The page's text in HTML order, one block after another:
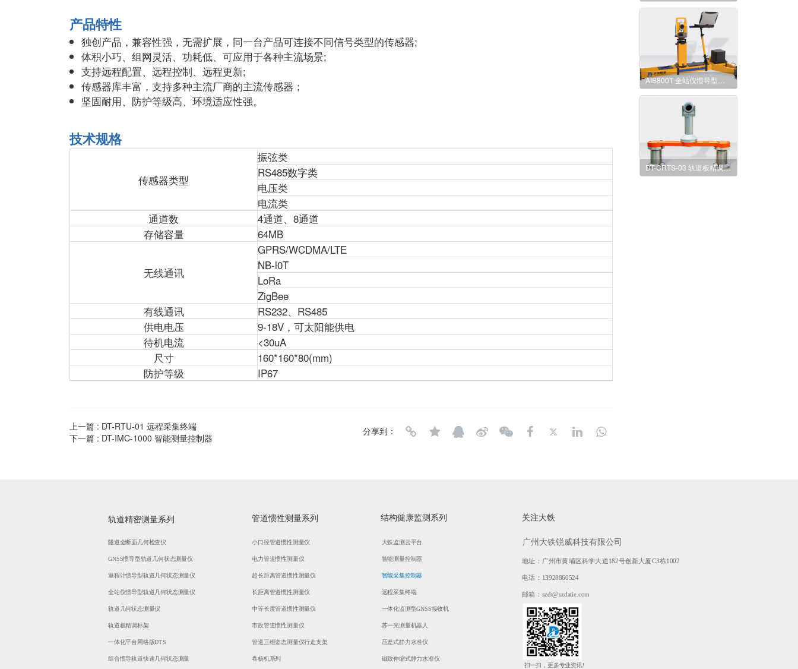
产品特性
独创产品，兼容性强，无需扩展，同一台产品可连接不同信号类型的传感器;
体积小巧、组网灵活、功耗低、可应用于各种主流场景;
支持远程配置、远程控制、远程更新;
传感器库丰富，支持多种主流厂商的主流传感器；
坚固耐用、防护等级高、环境适应性强。
技术规格
传感器类型
振弦类
RS485数字类
电压类
电流类
通道数
4通道、8通道
存储容量
64MB
无线通讯
GPRS/WCDMA/LTE
NB-l0T
LoRa
ZigBee
有线通讯
RS232、RS485
供电电压
9-18V，可太阳能供电
待机电流
<30uA
尺寸
160*160*80(mm)
防护等级
IP67
上一篇 : DT-RTU-01 远程采集终端
下一篇 : DT-IMC-1000 智能测量控制器
分享到：
DT-CRTS-03 轨道板精调标架
轨道精密测量系列 管道惯性测量系列 结构健康监测系列 关注大铁
广州大铁锐威科技有限公司
地址：广州市黄埔区科学大道182号创新大厦C3栋1002
电话：13928860524
邮箱：szdt@szdatie.com
扫一扫，更多专业资讯!
隧道全断面几何检查仪
GNSS惯导型轨道几何状态测量仪
里程计惯导型轨道几何状态测量仪
全站仪惯导型轨道几何状态测量仪
轨道几何状态测量仪
轨道板精调标架
一体化平台网络版DTS
组合惯导轨道快速几何状态测量
小口径管道惯性测量仪
电力管道惯性测量仪
超长距离管道惯性测量仪
长距离管道惯性测量仪
中等长度管道惯性测量仪
市政管道惯性测量仪
管道三维姿态测量仪行走支架
卷杨机系列
大铁监测云平台
智能测量控制器
智能采集控制器
远程采集终端
一体化监测型GNSS接收机
苏一光测量机器人
压差式静力水准仪
磁致伸缩式静力水准仪